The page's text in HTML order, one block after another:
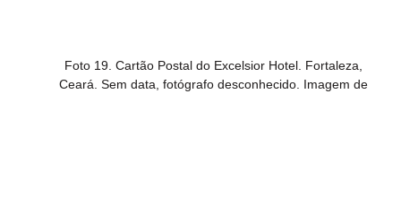
Foto 19. Cartão Postal do Excelsior Hotel. Fortaleza,
Ceará. Sem data, fotógrafo desconhecido. Imagem de